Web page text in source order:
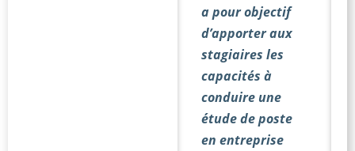
a pour objectif
d’apporter aux
stagiaires les
capacités à
conduire une
étude de poste
en entreprise